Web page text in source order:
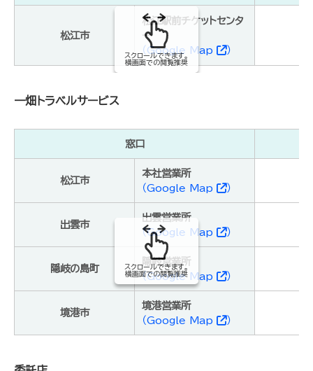
松江市
松江駅前チケットセンタ
ー
（Google Map
）
スクロールできます。
横画面での閲覧推奨
一畑トラベルサービス
窓口
松江市
本社営業所
（Google Map
）
出雲市
出雲営業所
（Google Map
）
隠岐の島町
隠岐営業所
（Google Map
）
境港市
境港営業所
（Google Map
）
スクロールできます。
横画面での閲覧推奨